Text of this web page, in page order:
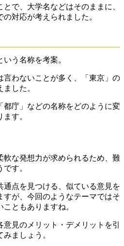
とで、大学名などはそのままに、
対応が考えられました。
いう名称を考案。
言わないことが多く、「東京」の
した。
都庁」などの名称をどのように変
す。
軟な発想力が求められるため、難
す。
通点を見つける、似ている意見を
すが、今回のようなテーマではそ
ともありますね。
見のメリット・デメリットを引
ましょう。